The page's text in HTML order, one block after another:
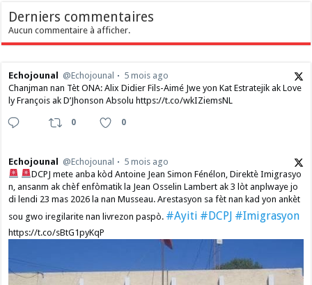
Derniers commentaires
Aucun commentaire à afficher.
Echojounal @Echojounal
5 mois ago
Chanjman nan Tèt ONA: Alix Didier Fils-Aimé Jwe yon Kat Estratejik ak Love
ly François ak D’Jhonson Absolu https://t.co/wkIZiemsNL
0 0
Echojounal @Echojounal
5 mois ago
DCPJ mete anba kòd Antoine Jean Simon Fénélon, Direktè Imigrasyo
n, ansanm ak chèf enfòmatik la Jean Osselin Lambert ak 3 lòt anplwaye jo
di lendi 23 mas 2026 la nan Musseau. Arestasyon sa fèt nan kad yon ankèt
sou gwo iregilarite nan livrezon paspò. #Ayiti #DCPJ #Imigrasyon
https://t.co/sBtG1pyKqP